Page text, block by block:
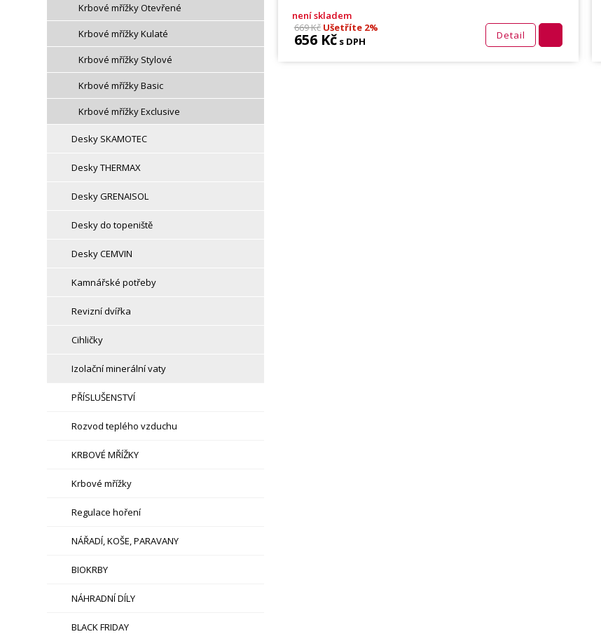
Krbové mřížky Otevřené
Krbové mřížky Kulaté
Krbové mřížky Stylové
Krbové mřížky Basic
Krbové mřížky Exclusive
Desky SKAMOTEC
Desky THERMAX
Desky GRENAISOL
Desky do topeniště
Desky CEMVIN
Kamnářské potřeby
Revizní dvířka
Cihličky
Izolační minerální vaty
PŘÍSLUŠENSTVÍ
Rozvod teplého vzduchu
KRBOVÉ MŘÍŽKY
Krbové mřížky
Regulace hoření
NÁŘADÍ, KOŠE, PARAVANY
BIOKRBY
NÁHRADNÍ DÍLY
BLACK FRIDAY
není skladem
669 KčUšetříte 2%
656 Kčs DPH Detail